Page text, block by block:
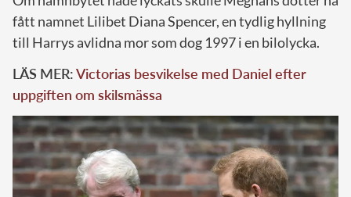
fått namnet Lilibet Diana Spencer, en tydlig hyllning
till Harrys avlidna mor som dog 1997 i en bilolycka.
LÄS MER:Victorias besvikelse med Daniel efter
uppgiften om skilsmässa